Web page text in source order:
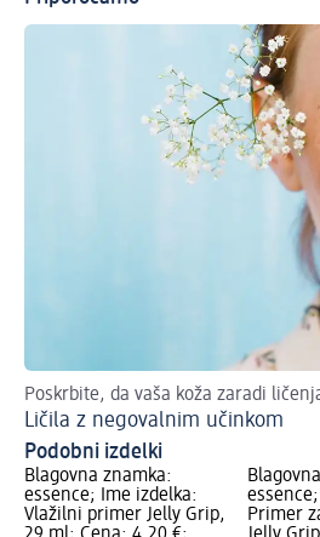
Poskrbite, da vaša koža zaradi
Ličila z negovalnim učinkom
Podobni izdelki
Blagovna znamka:
essence; Ime izdelka:
Vlažilni primer Jelly Grip,
Primer